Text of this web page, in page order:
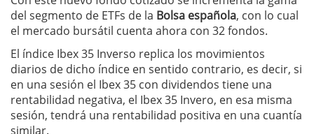
del segmento de ETFs de la Bolsa española, con lo cual
el mercado bursátil cuenta ahora con 32 fondos.
El índice Ibex 35 Inverso replica los movimientos
diarios de dicho índice en sentido contrario, es decir, si
en una sesión el Ibex 35 con dividendos tiene una
rentabilidad negativa, el Ibex 35 Invero, en esa misma
sesión, tendrá una rentabilidad positiva en una cuantía
similar.